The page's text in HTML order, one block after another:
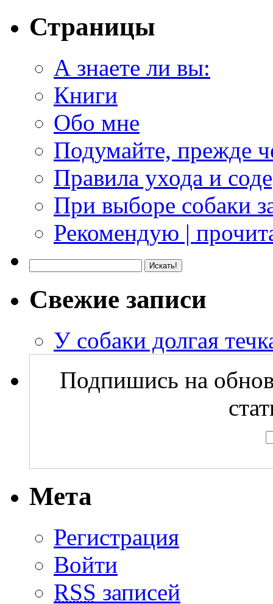
Страницы
А знаете ли вы:
Книги
Обо мне
Подумайте, прежде
Правила ухода и
При выборе собаки
Рекомендую |
Свежие записи
У собаки долгая
Подпишись на
Мета
Регистрация
Войти
RSS записей